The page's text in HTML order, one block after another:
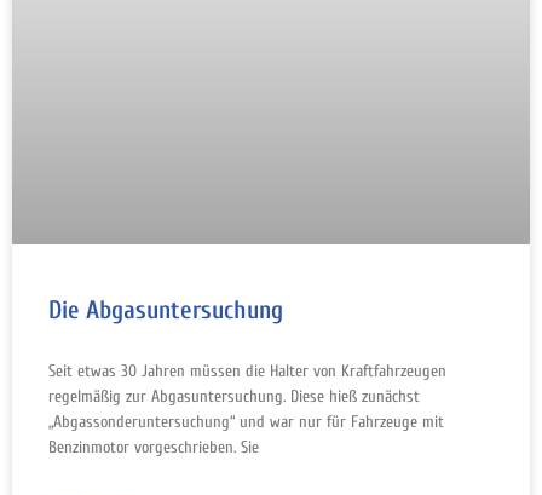
Die Abgasuntersuchung
Seit etwas 30 Jahren müssen die Halter von Kraftfahrzeugen
regelmäßig zur Abgasuntersuchung. Diese hieß zunächst
„Abgassonderuntersuchung“ und war nur für Fahrzeuge mit
Benzinmotor vorgeschrieben. Sie